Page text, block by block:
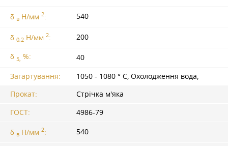
δ в Н/мм 2: 540
δ 0,2 Н/мм 2: 200
δ 5, %: 40
Загартування:
1050 - 1080 ° C, Охолодження вода,
Прокат:
Стрічка м'яка
ГОСТ:
4986-79
δ в Н/мм 2: 540